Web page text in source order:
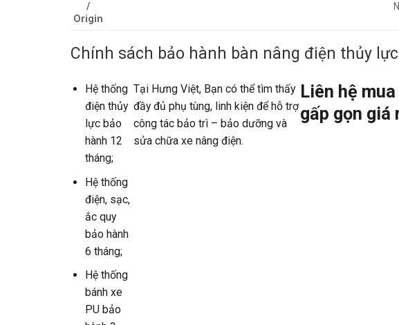
/
Origin
Chính sách bảo hành bàn nâng điện thủy lực
Hệ thống
điện thủy
lực bảo
hành 12
tháng;
Hệ thống
điện, sạc,
ắc quy
bảo hành
6 tháng;
Hệ thống
bánh xe
PU bảo
Tại Hưng Việt, Bạn có thể tìm thấy
đầy đủ phụ tùng, linh kiện để hỗ trợ
công tác bảo trì – bảo dưỡng và
sửa chữa xe nâng điện.
Liên hệ
gấp gọn giá